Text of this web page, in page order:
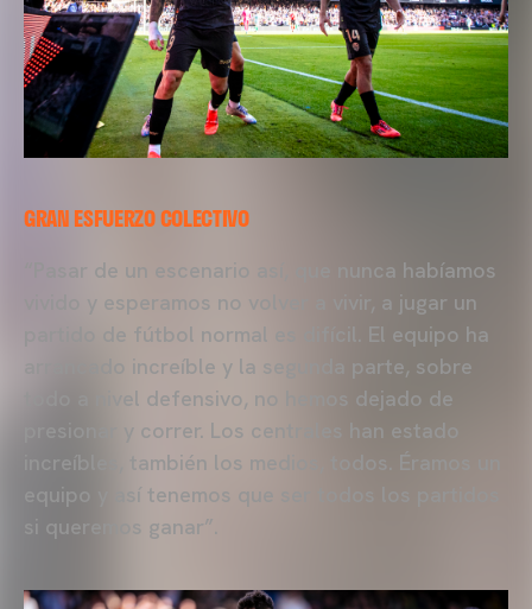
GRAN ESFUERZO COLECTIVO
“Pasar de un escenario así, que nunca habíamos
vivido y esperamos no volver a vivir, a jugar un
partido de fútbol normal es difícil. El equipo ha
arrancado increíble y la segunda parte, sobre
todo a nivel defensivo, no hemos dejado de
presionar y correr. Los centrales han estado
increíbles, también los medios, todos. Éramos un
equipo y así tenemos que ser todos los partidos
si queremos ganar”.